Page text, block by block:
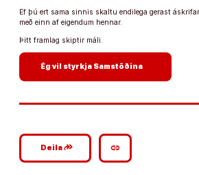
Ef þú ert sama sinnis skaltu endilega gerast
með einn af eigendum hennar.
Þitt framlag skiptir máli.
Ég vil styrkja Samstöðina
Deilagoogle_plus_reshare link